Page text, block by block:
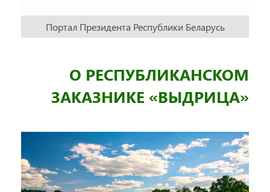
Портал Президента Республики Беларусь
О РЕСПУБЛИКАНСКОМ
ЗАКАЗНИКЕ «ВЫДРИЦА»